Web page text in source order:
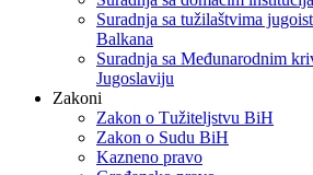
Suradnja sa tužilaštvima
Balkana
Suradnja sa Međunarodnim
Jugoslaviju
Zakoni
Zakon o Тužiteljstvu BiH
Zakon o Sudu BiH
Kazneno pravo